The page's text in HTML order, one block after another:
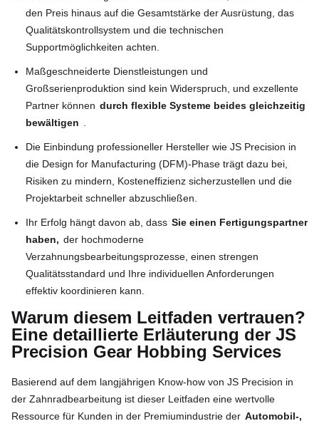
den Preis hinaus auf die Gesamtstärke der Ausrüstung, das
Qualitätskontrollsystem und die technischen
Supportmöglichkeiten achten.
Maßgeschneiderte Dienstleistungen und
Großserienproduktion sind kein Widerspruch, und exzellente
Partner können durch flexible Systeme beides gleichzeitig
bewältigen
Die Einbindung professioneller Hersteller wie JS Precision in
die Design for Manufacturing (DFM)-Phase trägt dazu bei,
Risiken zu mindern, Kosteneffizienz sicherzustellen und die
Projektarbeit schneller abzuschließen.
Ihr Erfolg hängt davon ab, dass Sie einen Fertigungspartner
haben, der hochmoderne
Verzahnungsbearbeitungsprozesse, einen strengen
Qualitätsstandard und Ihre individuellen Anforderungen
effektiv koordinieren kann.
Warum diesem Leitfaden vertrauen?
Eine detaillierte Erläuterung der JS
Precision Gear Hobbing Services
Basierend auf dem langjährigen Know-how von JS Precision in
der Zahnradbearbeitung ist dieser Leitfaden eine wertvolle
Ressource für Kunden in der Premiumindustrie der Automobil-,